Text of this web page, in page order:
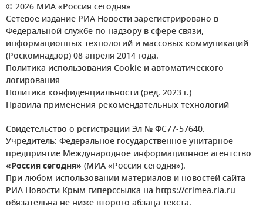
© 2026 МИА «Россия сегодня»
Сетевое издание РИА Новости зарегистрировано в
Федеральной службе по надзору в сфере связи,
информационных технологий и массовых коммуникаций
(Роскомнадзор) 08 апреля 2014 года.
Политика использования Cookie и автоматического
логирования
Политика конфиденциальности (ред. 2023 г.)
Правила применения рекомендательных технологий
Свидетельство о регистрации Эл № ФС77-57640.
Учредитель: Федеральное государственное унитарное
предприятие Международное информационное агентство
«Россия сегодня» (МИА «Россия сегодня»).
При любом использовании материалов и новостей сайта
РИА Новости Крым гиперссылка на https://crimea.ria.ru
обязательна не ниже второго абзаца текста.